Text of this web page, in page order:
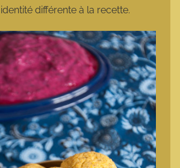
différente à la recette.